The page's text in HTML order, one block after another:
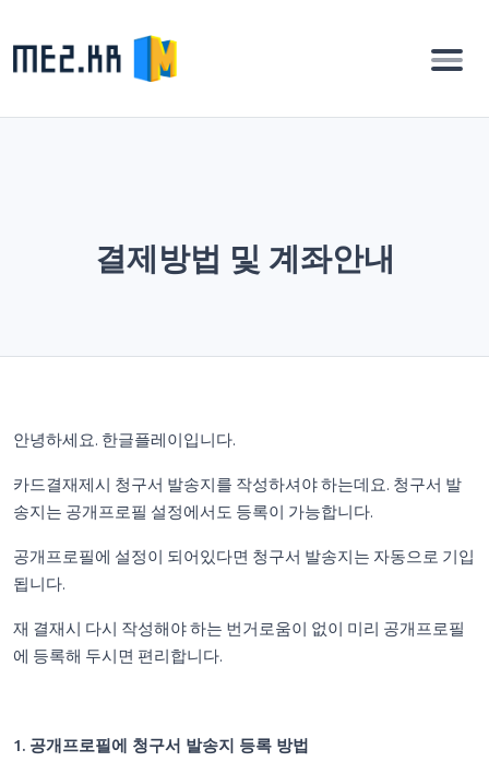
결제방법 및 계좌안내
안녕하세요. 한글플레이입니다.
카드결재제시 청구서 발송지를 작성하셔야 하는데요. 청구서 발
송지는 공개프로필 설정에서도 등록이 가능합니다.
공개프로필에 설정이 되어있다면 청구서 발송지는 자동으로 기입
됩니다.
재 결재시 다시 작성해야 하는 번거로움이 없이 미리 공개프로필
에 등록해 두시면 편리합니다.
1. 공개프로필에 청구서 발송지 등록 방법